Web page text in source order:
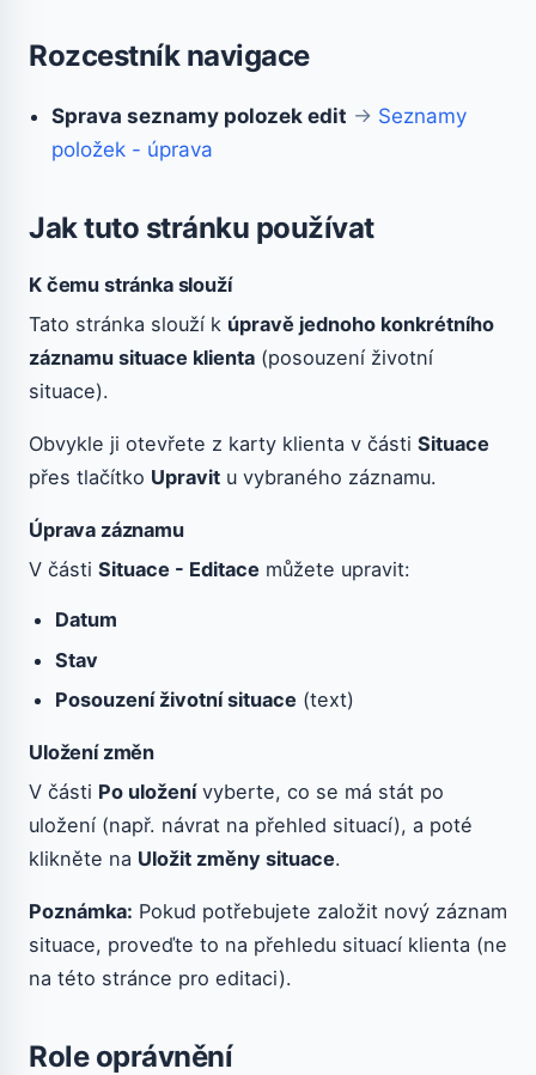
Rozcestník navigace
Sprava seznamy polozek edit → Seznamy
položek - úprava
Jak tuto stránku používat
K čemu stránka slouží
Tato stránka slouží k úpravě jednoho konkrétního
záznamu situace klienta (posouzení životní
situace).
Obvykle ji otevřete z karty klienta v části Situace
přes tlačítko Upravit u vybraného záznamu.
Úprava záznamu
V části Situace - Editace můžete upravit:
Datum
Stav
Posouzení životní situace (text)
Uložení změn
V části Po uloženívyberte, co se má stát po
uložení (např. návrat na přehled situací), a poté
klikněte na Uložit změny situace.
Poznámka: Pokud potřebujete založit nový záznam
situace, proveďte to na přehledu situací klienta (ne
na této stránce pro editaci).
Role oprávnění